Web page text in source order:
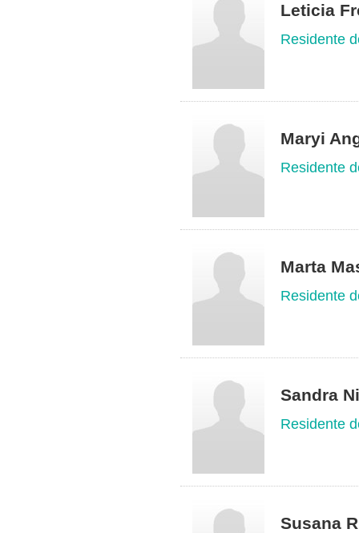
Leticia
Residente
Maryi
Residente
Marta
Residente
Sandra
Residente
Susana